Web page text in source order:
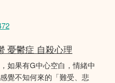
憂鬱症 自殺心理
如果有G中心空白，情緒中
覺不知何來的「難受、悲